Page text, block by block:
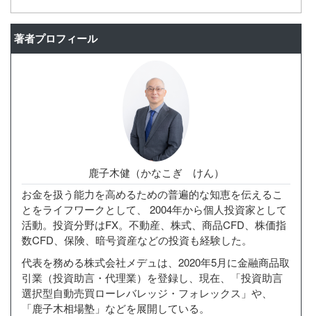
著者プロフィール
鹿子木健（かなこぎ けん）
お金を扱う能力を高めるための普遍的な知恵を伝えるこ
とをライフワークとして、 2004年から個人投資家として
活動。投資分野はFX。不動産、株式、商品CFD、株価指
数CFD、保険、暗号資産などの投資も経験した。
代表を務める株式会社メデュは、2020年5月に金融商品取
引業（投資助言・代理業）を登録し、現在、「投資助言
選択型自動売買ローレバレッジ・フォレックス」や、
「鹿子木相場塾」などを展開している。